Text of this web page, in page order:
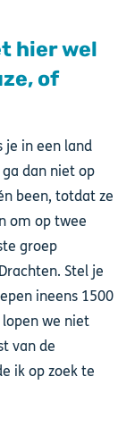
hier wel
of
je in een land
dan niet op
been, totdat ze
om op twee
groep
Stel je
ineens 1500
we niet
van de
ik op zoek te